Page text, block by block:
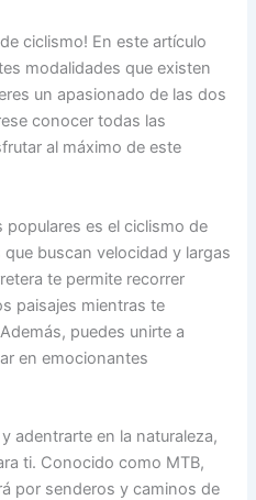
ciclismo! En este artículo
modalidades que existen
un apasionado de las dos
conocer todas las
al máximo de este
populares es el ciclismo de
buscan velocidad y largas
te permite recorrer
paisajes mientras te
puedes unirte a
en emocionantes
adentrarte en la naturaleza,
ti. Conocido como MTB,
por senderos y caminos de